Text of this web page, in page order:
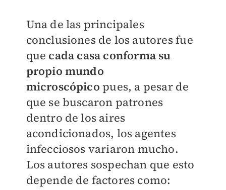
Una de las principales
conclusiones de los autores fue
que cada casa conforma su
propio mundo
microscópico pues, a pesar de
que se buscaron patrones
dentro de los aires
acondicionados, los agentes
infecciosos variaron mucho.
Los autores sospechan que esto
depende de factores como: